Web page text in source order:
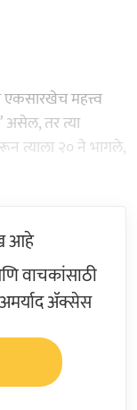
एकसारखेच महत्त्व
असेल, तर त्या
त्याला २० ने भागले,
आहे
वाचकांसाठी
ॲक्सेस